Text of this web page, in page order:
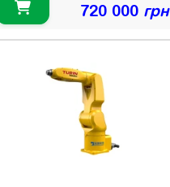
720 000 грн